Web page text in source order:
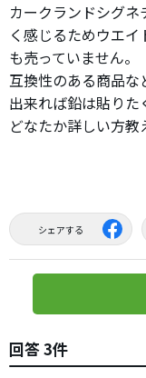
カークランドシグ
く感じるためウエ
も売っていません。
互換性のある商品な
出来れば鉛は貼りた
どなたか詳しい方教
シェアする
回答 3件